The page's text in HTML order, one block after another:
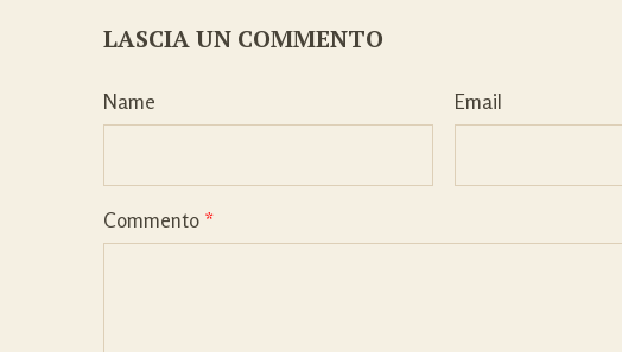
LASCIA UN COMMENTO
Name Email
Commento *